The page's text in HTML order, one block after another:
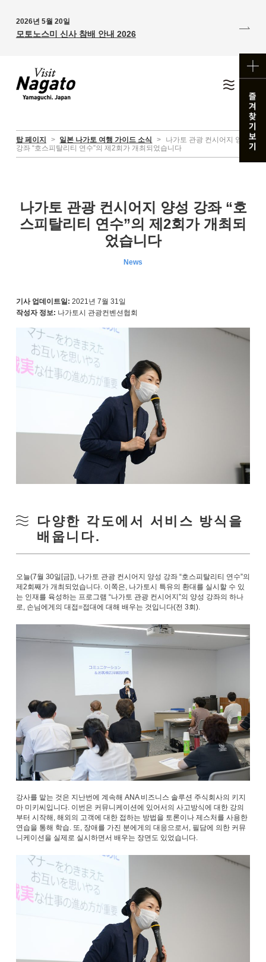
2026년 5월 20일
모토노스미 신사 참배 안내 2026
탑 페이지 > 일본 나가토 여행 가이드 소식 >
나가토 관광 컨시어지 양성
강좌 “호스피탈리티 연수”의 제2회가 개최되었습니다
나가토 관광 컨시어지 양성 강좌 “호
스피탈리티 연수”의 제2회가 개최되
었습니다
News
기사 업데이트일: 2021년 7월 31일
작성자 정보: 나가토시 관광컨벤션협회
다양한 각도에서 서비스 방식을
배웁니다.
오늘(7월 30일[금]), 나가토 관광 컨시어지 양성 강좌 “호스피탈리티 연수”의
제2회째가 개최되었습니다. 이쪽은, 나가토시 특유의 환대를 실시할 수 있
는 인재를 육성하는 프로그램 “나가토 관광 컨시어지”의 양성 강좌의 하나
로, 손님에게의 대접=접대에 대해 배우는 것입니다(전 3회).
강사를 맡는 것은 지난번에 계속해 ANA 비즈니스 솔루션 주식회사의 키지
마 미키씨입니다. 이번은 커뮤니케이션에 있어서의 사고방식에 대한 강의
부터 시작해, 해외의 고객에 대한 접하는 방법을 토론이나 제스처를 사용한
연습을 통해 학습. 또, 장애를 가진 분에게의 대응으로서, 필담에 의한 커뮤
니케이션을 실제로 실시하면서 배우는 장면도 있었습니다.